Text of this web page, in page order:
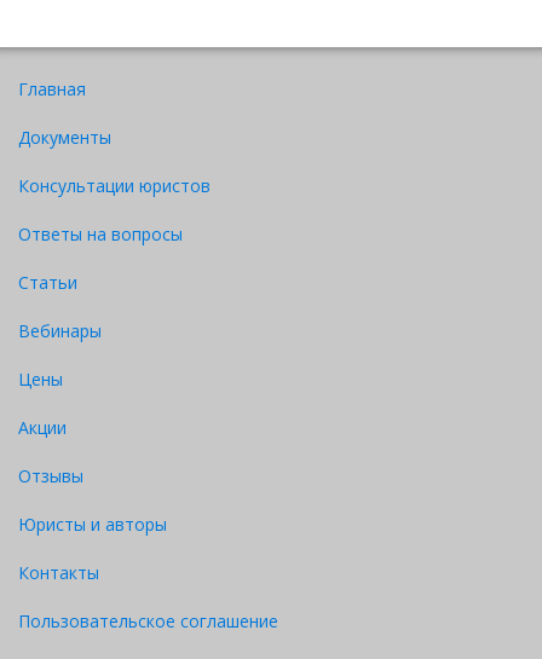
Главная
Документы
Консультации юристов
Ответы на вопросы
Статьи
Вебинары
Цены
Акции
Отзывы
Юристы и авторы
Контакты
Пользовательское соглашение